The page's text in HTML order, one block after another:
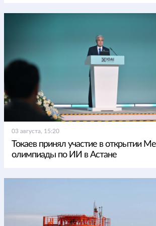
03 августа, 15:20
Токаев принял участие в открытии
олимпиады по ИИ в Астане